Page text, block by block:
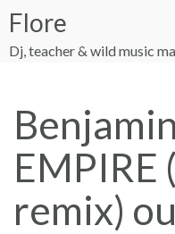
content
Flore
Dj, teacher & wild music
EMPIRE
remix)